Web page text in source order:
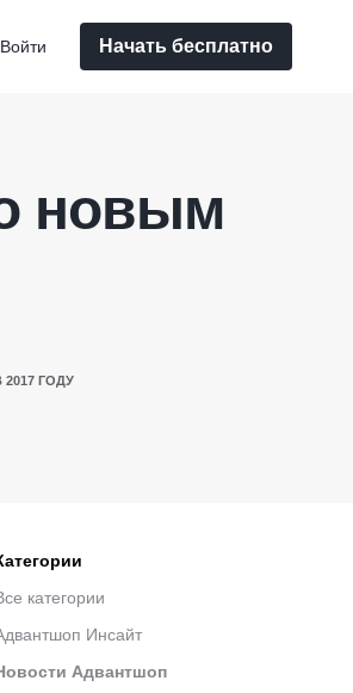
Начать бесплатно
Войти
новым
ГОДУ
категории
Инсайт
Адвантшоп